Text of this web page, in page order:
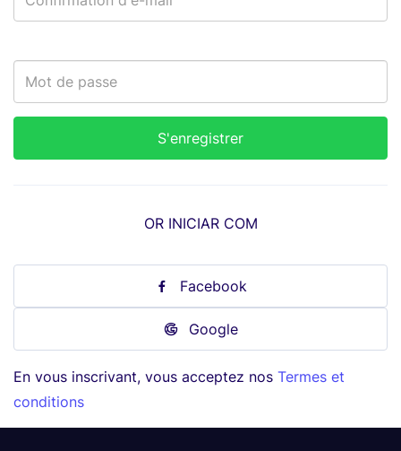
OR INICIAR COM
Facebook
Google
En vous inscrivant, vous acceptez nos Termes et
conditions